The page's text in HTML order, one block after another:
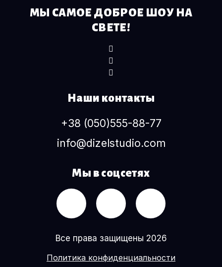
МЫ САМОЕ ДОБРОЕ ШОУ НА
СВЕТЕ!
Наши контакты
+38 (050)555-88-77
info@dizelstudio.com
Мы в соцсетях
Все права защищены 2026
Политика конфиденциальности